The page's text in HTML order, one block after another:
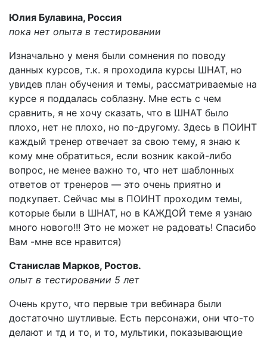
Юлия Булавина, Россия
пока нет опыта в тестировании
Изначально у меня были сомнения по поводу
данных курсов, т.к. я проходила курсы ШНАТ, но
увидев план обучения и темы, рассматриваемые на
курсе я поддалась соблазну. Мне есть с чем
сравнить, я не хочу сказать, что в ШНАТ было
плохо, нет не плохо, но по-другому. Здесь в ПОИНТ
каждый тренер отвечает за свою тему, я знаю к
кому мне обратиться, если возник какой-либо
вопрос, не менее важно то, что нет шаблонных
ответов от тренеров — это очень приятно и
подкупает. Сейчас мы в ПОИНТ проходим темы,
которые были в ШНАТ, но в КАЖДОЙ теме я узнаю
много нового!!! Это не может не радовать! Спасибо
Вам -мне все нравится)
Станислав Марков, Ростов.
опыт в тестировании 5 лет
Очень круто, что первые три вебинара были
достаточно шутливые. Есть персонажи, они что-то
делают и тд и то, и то, мультики, показывающие